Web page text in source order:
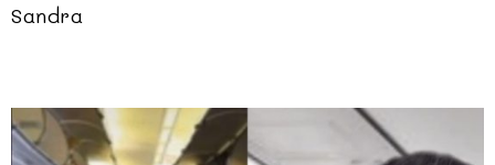
Sandra